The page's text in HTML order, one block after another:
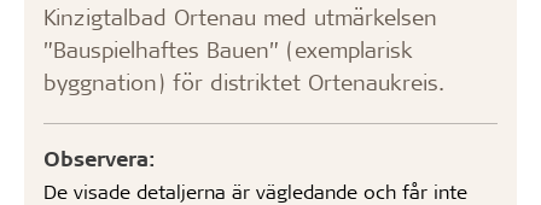
Kinzigtalbad Ortenau med utmärkelsen
”Bauspielhaftes Bauen” (exemplarisk
byggnation) för distriktet Ortenaukreis.
Observera:
De visade detaljerna är vägledande och får inte